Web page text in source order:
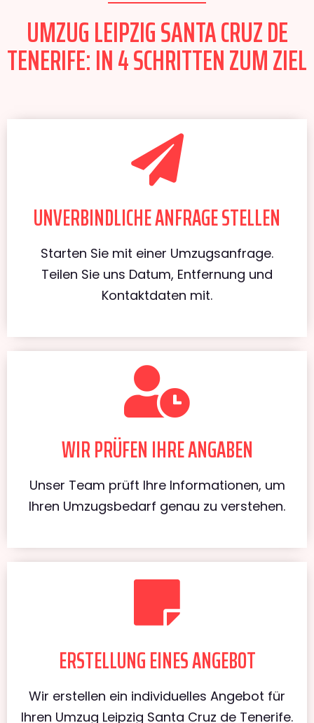
UMZUG LEIPZIG SANTA CRUZ DE
TENERIFE: IN 4 SCHRITTEN ZUM ZIEL
UNVERBINDLICHE ANFRAGE STELLEN
Starten Sie mit einer Umzugsanfrage.
Teilen Sie uns Datum, Entfernung und
Kontaktdaten mit.
WIR PRÜFEN IHRE ANGABEN
Unser Team prüft Ihre Informationen, um
Ihren Umzugsbedarf genau zu verstehen.
ERSTELLUNG EINES ANGEBOT
Wir erstellen ein individuelles Angebot für
Ihren Umzug Leipzig Santa Cruz de Tenerife.